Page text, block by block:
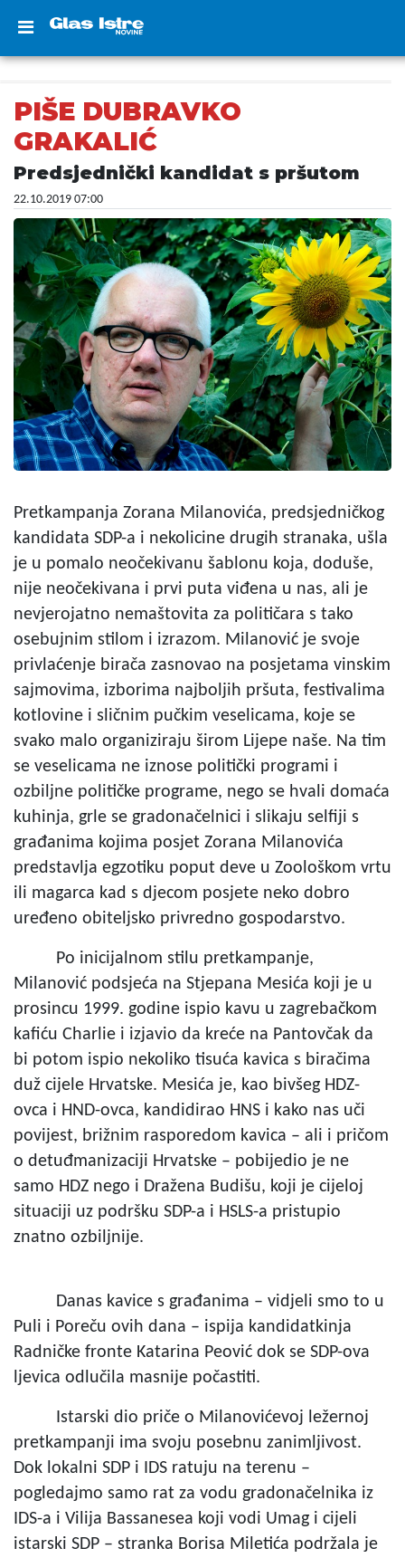
PIŠE DUBRAVKO
GRAKALIĆ
Predsjednički kandidat s pršutom
22.10.2019 07:00
Pretkampanja Zorana Milanovića, predsjedničkog
kandidata SDP-a i nekolicine drugih stranaka, ušla
je u pomalo neočekivanu šablonu koja, doduše,
nije neočekivana i prvi puta viđena u nas, ali je
nevjerojatno nemaštovita za političara s tako
osebujnim stilom i izrazom. Milanović je svoje
privlaćenje birača zasnovao na posjetama vinskim
sajmovima, izborima najboljih pršuta, festivalima
kotlovine i sličnim pučkim veselicama, koje se
svako malo organiziraju širom Lijepe naše. Na tim
se veselicama ne iznose politički programi i
ozbiljne političke programe, nego se hvali domaća
kuhinja, grle se gradonačelnici i slikaju selfiji s
građanima kojima posjet Zorana Milanovića
predstavlja egzotiku poput deve u Zoološkom vrtu
ili magarca kad s djecom posjete neko dobro
uređeno obiteljsko privredno gospodarstvo.
Po inicijalnom stilu pretkampanje,
Milanović podsjeća na Stjepana Mesića koji je u
prosincu 1999. godine ispio kavu u zagrebačkom
kafiću Charlie i izjavio da kreće na Pantovčak da
bi potom ispio nekoliko tisuća kavica s biračima
duž cijele Hrvatske. Mesića je, kao bivšeg HDZ-
ovca i HND-ovca, kandidirao HNS i kako nas uči
povijest, brižnim rasporedom kavica – ali i pričom
o detuđmanizaciji Hrvatske – pobijedio je ne
samo HDZ nego i Dražena Budišu, koji je cijeloj
situaciji uz podršku SDP-a i HSLS-a pristupio
znatno ozbiljnije.
Danas kavice s građanima – vidjeli smo to u
Puli i Poreču ovih dana – ispija kandidatkinja
Radničke fronte Katarina Peović dok se SDP-ova
ljevica odlučila masnije počastiti.
Istarski dio priče o Milanovićevoj ležernoj
pretkampanji ima svoju posebnu zanimljivost.
Dok lokalni SDP i IDS ratuju na terenu –
pogledajmo samo rat za vodu gradonačelnika iz
IDS-a i Vilija Bassanesea koji vodi Umag i cijeli
istarski SDP – stranka Borisa Miletića podržala je